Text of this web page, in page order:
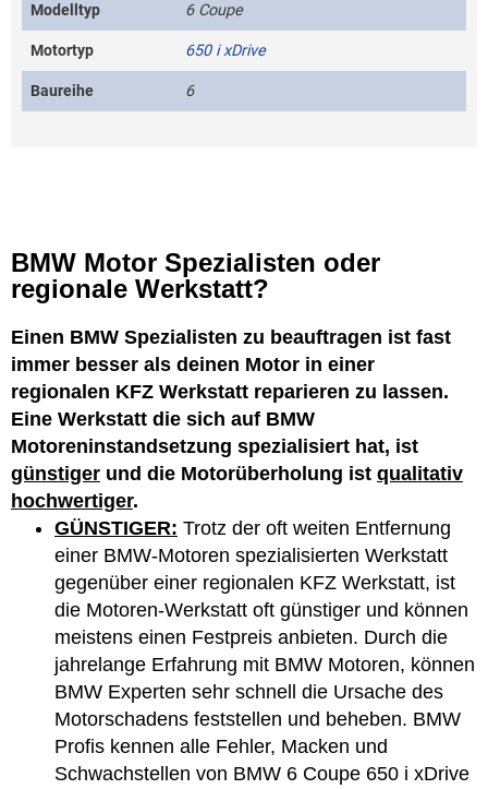
Modelltyp 6 Coupe
Motortyp 650 i xDrive
Baureihe 6
BMW Motor Spezialisten oder
regionale Werkstatt?
Einen BMW Spezialisten zu beauftragen ist fast
immer besser als deinen Motor in einer
regionalen KFZ Werkstatt reparieren zu lassen.
Eine Werkstatt die sich auf BMW
Motoreninstandsetzung spezialisiert hat, ist
günstiger und die Motorüberholung ist qualitativ
hochwertiger.
GÜNSTIGER: Trotz der oft weiten Entfernung
einer BMW-Motoren spezialisierten Werkstatt
gegenüber einer regionalen KFZ Werkstatt, ist
die Motoren-Werkstatt oft günstiger und können
meistens einen Festpreis anbieten. Durch die
jahrelange Erfahrung mit BMW Motoren, können
BMW Experten sehr schnell die Ursache des
Motorschadens feststellen und beheben. BMW
Profis kennen alle Fehler, Macken und
Schwachstellen von BMW 6 Coupe 650 i xDrive